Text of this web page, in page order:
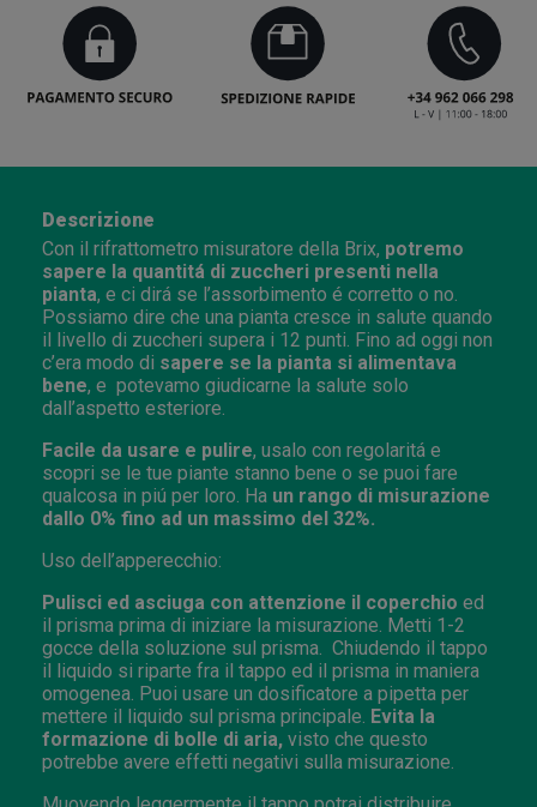
Descrizione
Con il rifrattometro misuratore della Brix, potremo
sapere la quantitá di zuccheri presenti nella
pianta, e ci dirá se l’assorbimento é corretto o no.
Possiamo dire che una pianta cresce in salute quando
il livello di zuccheri supera i 12 punti. Fino ad oggi non
c’era modo di sapere se la pianta si alimentava
bene, e potevamo giudicarne la salute solo
dall’aspetto esteriore.
Facile da usare e pulire, usalo con regolaritá e
scopri se le tue piante stanno bene o se puoi fare
qualcosa in piú per loro. Ha un rango di misurazione
dallo 0% fino ad un massimo del 32%.
Uso dell’apperecchio:
Pulisci ed asciuga con attenzione il coperchio ed
il prisma prima di iniziare la misurazione. Metti 1-2
gocce della soluzione sul prisma.
Chiudendo il tappo
il liquido si riparte fra il tappo ed il prisma in maniera
omogenea. Puoi usare un dosificatore a pipetta per
mettere il liquido sul prisma principale. Evita la
formazione di bolle di aria, visto che questo
potrebbe avere effetti negativi sulla misurazione.